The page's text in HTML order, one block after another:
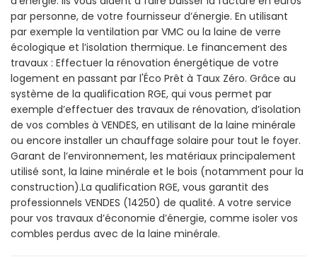
par personne, de votre fournisseur d’énergie. En utilisant
par exemple la ventilation par VMC ou la laine de verre
écologique et l’isolation thermique. Le financement des
travaux : Effectuer la rénovation énergétique de votre
logement en passant par l'Éco Prêt à Taux Zéro. Grâce au
système de la qualification RGE, qui vous permet par
exemple d’effectuer des travaux de rénovation, d’isolation
de vos combles à VENDES, en utilisant de la laine minérale
ou encore installer un chauffage solaire pour tout le foyer.
Garant de l’environnement, les matériaux principalement
utilisé sont, la laine minérale et le bois (notamment pour la
construction).La qualification RGE, vous garantit des
professionnels VENDES (14250) de qualité. A votre service
pour vos travaux d’économie d’énergie, comme isoler vos
combles perdus avec de la laine minérale.